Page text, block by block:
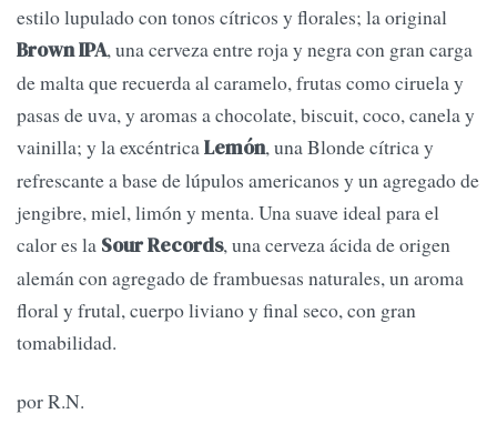
estilo lupulado con tonos cítricos y florales; la original
Brown IPA, una cerveza entre roja y negra con gran carga
de malta que recuerda al caramelo, frutas como ciruela y
pasas de uva, y aromas a chocolate, biscuit, coco, canela y
vainilla; y la excéntricaLemón, una Blonde cítrica y
refrescante a base de lúpulos americanos y un agregado de
jengibre, miel, limón y menta. Una suave ideal para el
calor es la Sour Records, una cerveza ácida de origen
alemán con agregado de frambuesas naturales, un aroma
floral y frutal, cuerpo liviano y final seco, con gran
tomabilidad.
por R.N.